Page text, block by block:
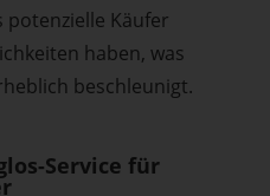
potenzielle Käufer
haben, was
beschleunigt.
Service für